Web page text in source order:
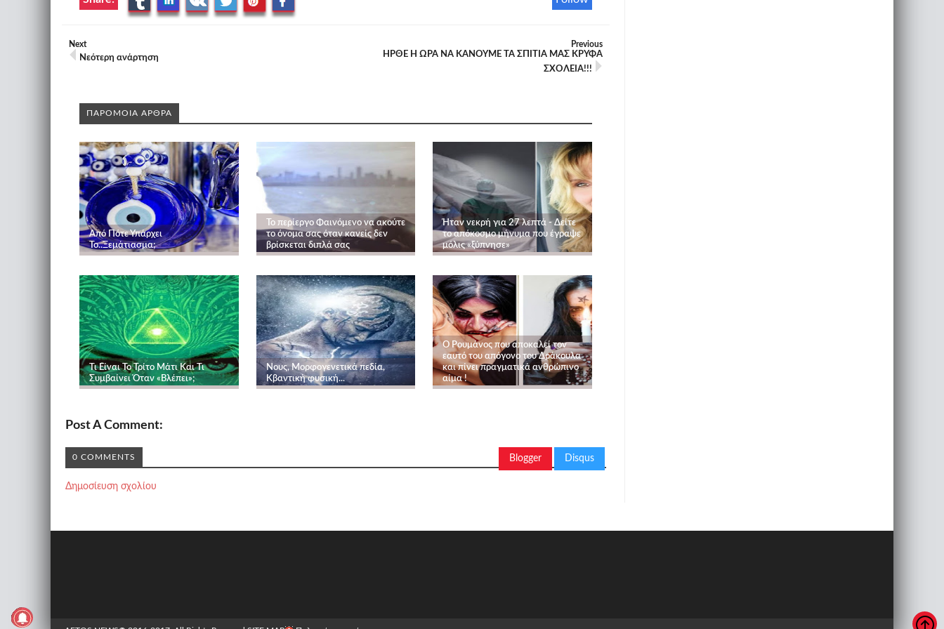
Next
Νεότερη ανάρτηση
Previous
ΗΡΘΕ Η ΩΡΑ ΝΑ ΚΑΝΟΥΜΕ ΤΑ ΣΠΙΤΙΑ ΜΑΣ ΚΡΥΦΑ
ΣΧΟΛΕΙΑ!!!
ΠΑΡΟΜΟΙΑ ΑΡΘΡΑ
Από Πότε Υπάρχει
Το..Ξεμάτιασμα;
Το περίεργο Φαινόμενο να ακούτε
το όνομα σας όταν κανείς δεν
βρίσκεται διπλά σας
Ήταν νεκρή για 27 λεπτά - Δείτε
το απόκοσμο μήνυμα που έγραψε
μόλις «ξύπνησε»
Τι Είναι Το Τρίτο Μάτι Και Τι
Συμβαίνει Όταν «Βλέπει»;
Νους, Μορφογενετικά πεδία,
Κβαντική φυσική...
Ο Ρουμάνος που αποκαλεί τον
εαυτό του απόγονο του Δράκουλα
και πίνει πραγματικά ανθρώπινο
αίμα !
Post A Comment:
Blogger Disqus
0 COMMENTS
Δημοσίευση σχολίου